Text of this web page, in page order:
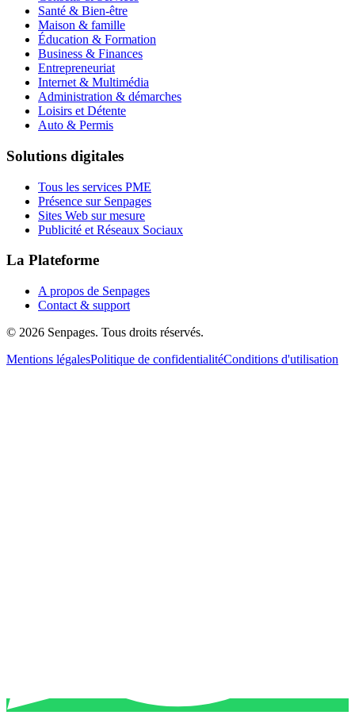
Santé & Bien-être
Maison & famille
Éducation & Formation
Business & Finances
Entrepreneuriat
Internet & Multimédia
Administration & démarches
Loisirs et Détente
Auto & Permis
Solutions digitales
Tous les services PME
Présence sur Senpages
Sites Web sur mesure
Publicité et Réseaux Sociaux
La Plateforme
A propos de Senpages
Contact & support
© 2026 Senpages. Tous droits réservés.
Mentions légalesPolitique de confidentialitéConditions d'utilisation